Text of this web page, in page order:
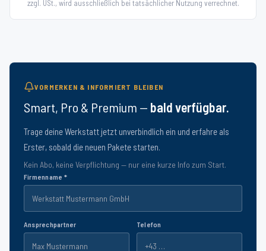
zzgl. USt., wird ausschließlich bei tatsächlicher Nutzung verrechnet.
VORMERKEN & INFORMIERT BLEIBEN
Smart, Pro & Premium — bald verfügbar.
Trage deine Werkstatt jetzt unverbindlich ein und erfahre als
Erster, sobald die neuen Pakete starten.
Kein Abo, keine Verpflichtung — nur eine kurze Info zum Start.
Firmenname *
Ansprechpartner Telefon